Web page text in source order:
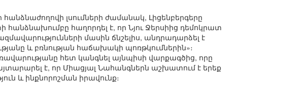
լսումների ժամանակ, Լիցենբերգերը
հաղորդել է, որ Նյու Ջերսիից դեմոկրատ
մասին ճնշելիս, անդրադարձել է
և բռնության հաճախակի պոռթկումներին»։
հետ կանգնել այնպիսի վարքագծից, որը
է, որ Միացյալ Նահանգներն աշխատում է երեք
և ինքնորոշման իրավունք։